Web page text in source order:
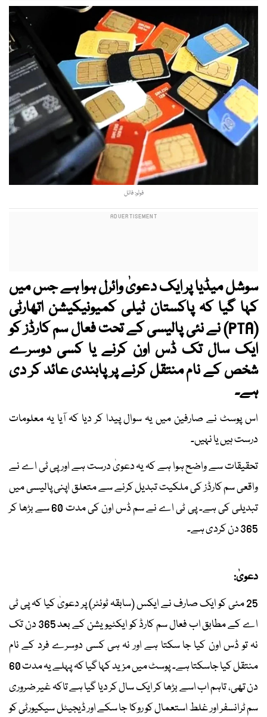
فوٹو: فائل
سوشل میڈیا پر ایک دعویٰ وائرل ہوا ہے جس میں
کہا گیا کہ پاکستان ٹیلی کمیونیکیشن اتھارٹی
(PTA) نے نئی پالیسی کے تحت فعال سم کارڈز کو
ایک سال تک ڈس اون کرنے یا کسی دوسرے
شخص کے نام منتقل کرنے پر پابندی عائد کر دی
ہے۔
اس پوسٹ نے صارفین میں یہ سوال پیدا کر دیا کہ آیا یہ معلومات
درست ہیں یا نہیں۔
تحقیقات سے واضح ہوا ہے کہ یہ دعویٰ درست ہے اور پی ٹی اے نے
واقعی سم کارڈز کی ملکیت تبدیل کرنے سے متعلق اپنی پالیسی میں
تبدیلی کی ہے۔ پی ٹی اے نے سم ڈس اون کی مدت 60 سے بڑھا کر
365 دن کردی ہے۔
دعویٰ:
25 مئی کو ایک صارف نے ایکس (سابقہ ٹوئٹر) پر دعویٰ کیا کہ پی ٹی
اے کے مطابق اب فعال سم کارڈ کو ایکٹیویشن کے بعد 365 دن تک
نہ تو ڈس اون کیا جا سکتا ہے اور نہ ہی کسی دوسرے فرد کے نام
منتقل کیا جاسکتا ہے۔ پوسٹ میں مزید کہا گیا کہ پہلے یہ مدت 60
دن تھی، تاہم اب اسے بڑھا کر ایک سال کر دیا گیا ہے تاکہ غیر ضروری
سم ٹرانسفر اور غلط استعمال کو روکا جا سکے اور ڈیجیٹل سیکیورٹی کو